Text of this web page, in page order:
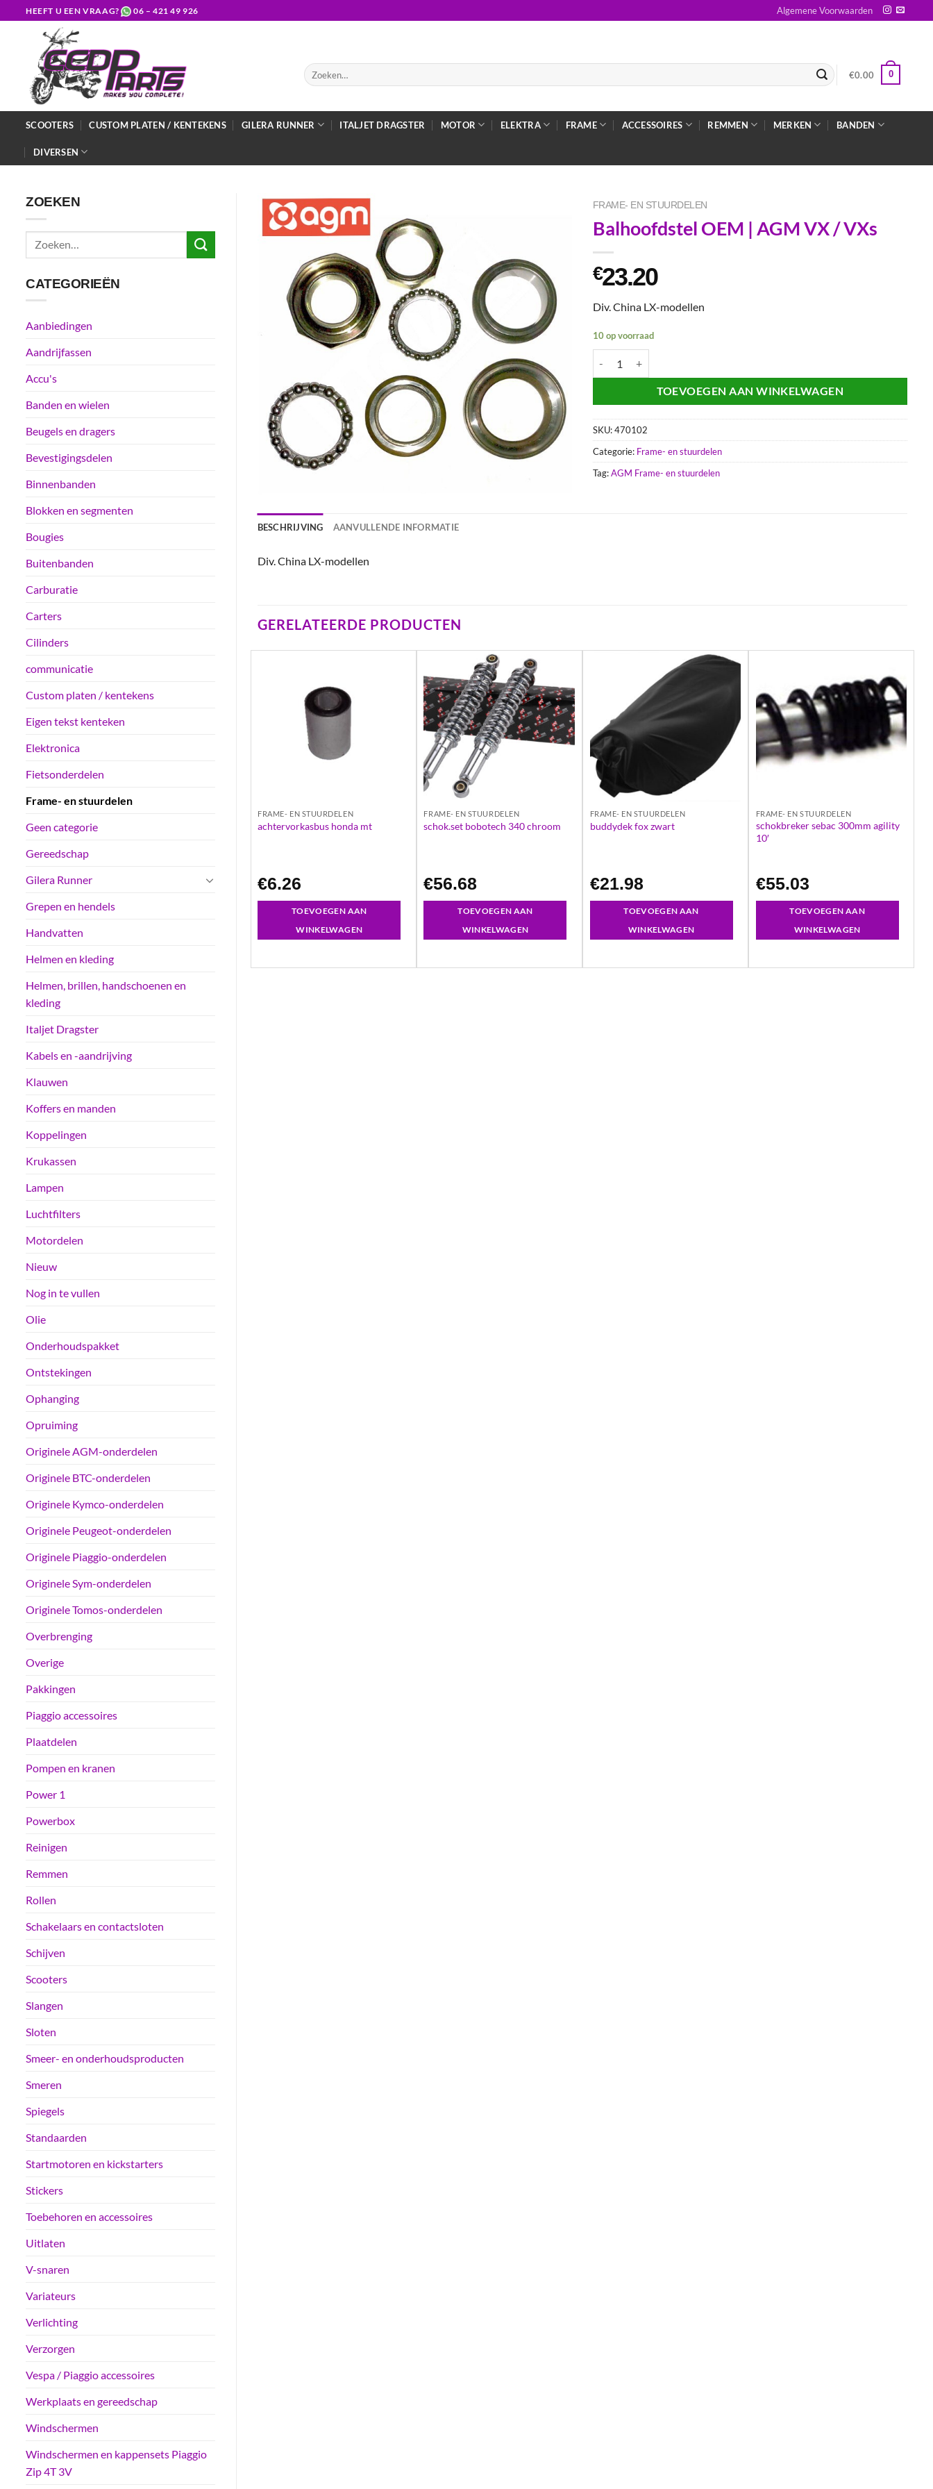
naar
HEEFT U EEN VRAAG? 06 – 421 49 926 Algemene Voorwaarden
Zoeken
naar:
€0.00 0
SCOOTERS CUSTOM PLATEN / KENTEKENS GILERA RUNNER ITALJET DRAGSTER MOTOR ELEKTRA FRAME ACCESSOIRES REMMEN MERKEN BANDEN
DIVERSEN
ZOEKEN
Zoeken
CATEGORIEËN
Aanbiedingen
Aandrijfassen
Accu's
Banden en wielen
Beugels en dragers
Bevestigingsdelen
Binnenbanden
Blokken en segmenten
Bougies
Buitenbanden
Carburatie
Carters
Cilinders
communicatie
Custom platen / kentekens
Eigen tekst kenteken
Elektronica
Fietsonderdelen
Frame- en stuurdelen
Geen categorie
Gereedschap
Gilera Runner
Grepen en hendels
Handvatten
Helmen en kleding
Helmen, brillen, handschoenen en
kleding
Italjet Dragster
Kabels en -aandrijving
Klauwen
Koffers en manden
Koppelingen
Krukassen
Lampen
Luchtfilters
Motordelen
Nieuw
Nog in te vullen
Olie
Onderhoudspakket
Ontstekingen
Ophanging
Opruiming
Originele AGM-onderdelen
Originele BTC-onderdelen
Originele Kymco-onderdelen
Originele Peugeot-onderdelen
Originele Piaggio-onderdelen
Originele Sym-onderdelen
Originele Tomos-onderdelen
Overbrenging
Overige
Pakkingen
Piaggio accessoires
Plaatdelen
Pompen en kranen
Power 1
Powerbox
Reinigen
Remmen
Rollen
Schakelaars en contactsloten
Schijven
Scooters
Slangen
Sloten
Smeer- en onderhoudsproducten
Smeren
Spiegels
Standaarden
Startmotoren en kickstarters
Stickers
Toebehoren en accessoires
Uitlaten
V-snaren
Variateurs
Verlichting
Verzorgen
Vespa / Piaggio accessoires
Werkplaats en gereedschap
Windschermen
Windschermen en kappensets Piaggio
Zip 4T 3V
FRAME- EN STUURDELEN
Balhoofdstel OEM | AGM VX / VXs
€23.20
Div. China LX-modellen
10 op voorraad
TOEVOEGEN AAN WINKELWAGEN
SKU:470102
Categorie: Frame- en stuurdelen
Tag:AGM Frame- en stuurdelen
BESCHRIJVING AANVULLENDE INFORMATIE
Div. China LX-modellen
GERELATEERDE PRODUCTEN
FRAME- EN STUURDELEN
achtervorkasbus honda mt
€6.26
TOEVOEGEN AAN
WINKELWAGEN
FRAME- EN STUURDELEN
schok.set bobotech 340 chroom
€56.68
TOEVOEGEN AAN
WINKELWAGEN
FRAME- EN STUURDELEN
buddydek fox zwart
€21.98
TOEVOEGEN AAN
WINKELWAGEN
FRAME- EN STUURDELEN
schokbreker sebac 300mm agility
10′
€55.03
TOEVOEGEN AAN
WINKELWAGEN
agility
AAN
buddydek donker blauw | vespa lx
€